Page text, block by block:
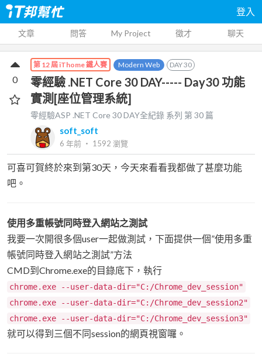
登入
文章 問答 My Project 徵才 聊天
第 12 屆 iThome 鐵人賽 Modern Web DAY30
零經驗 .NET Core 30 DAY----- Day30 功能
實測[座位管理系統]
零經驗ASP .NET Core 30 DAY全紀錄 系列 第30 篇
soft_soft
6 年前 ‧ 1592 瀏覽
0
可喜可賀終於來到第30天，今天來看看我都做了甚麼功能
吧。
使用多重帳號同時登入網站之測試
我要一次開很多個user一起做測試，下面提供一個”使用多重
帳號同時登入網站之測試”方法
CMD到Chrome.exe的目錄底下，執行
chrome.exe --user-data-dir="C:/Chrome_dev_session"
chrome.exe --user-data-dir="C:/Chrome_dev_session2"
chrome.exe --user-data-dir="C:/Chrome_dev_session3"
就可以得到三個不同session的網頁視窗囉。